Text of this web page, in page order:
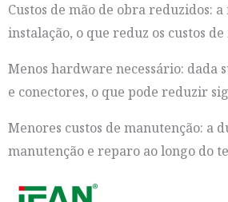
Custos de mão de obra reduzidos:
instalação, o que reduz os custos
Menos hardware necessário: dada
e conectores, o que pode reduzir
Menores custos de manutenção: a
manutenção e reparo ao longo do